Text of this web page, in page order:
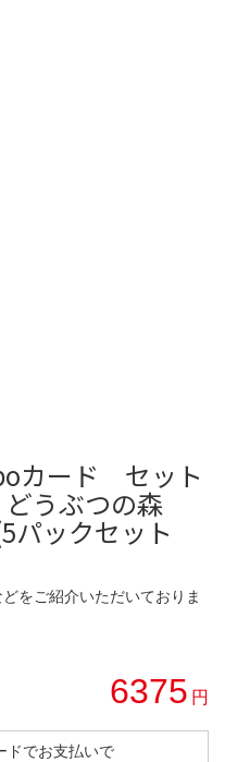
カード セット
うぶつの森
パックセット
をご紹介いただいておりま
6375 円
ドでお支払いで